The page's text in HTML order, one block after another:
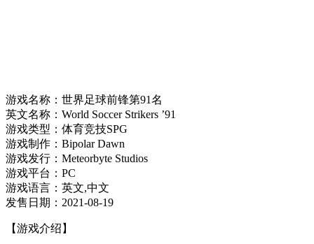
游戏名称：世界足球前锋第91名
英文名称：World Soccer Strikers ’91
游戏类型：体育竞技SPG
游戏制作：Bipolar Dawn
游戏发行：Meteorbyte Studios
游戏平台：PC
游戏语言：英文,中文
发售日期：2021-08-19
【游戏介绍】